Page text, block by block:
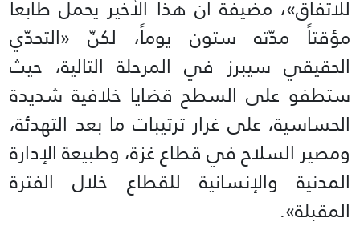
للاتفاق»، مضيفةً أن هذا الأخير يحمل طابعاً
مؤقتاً مدّته ستون يوماً، لكنّ «التحدّي
الحقيقي سيبرز في المرحلة التالية، حيث
ستطفو على السطح قضايا خلافية شديدة
الحساسية، على غرار ترتيبات ما بعد التهدئة،
ومصير السلاح في قطاع غزة، وطبيعة الإدارة
المدنية والإنسانية للقطاع خلال الفترة
المقبلة».